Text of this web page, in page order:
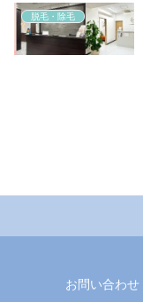
脱毛・除毛
お問い合わせ